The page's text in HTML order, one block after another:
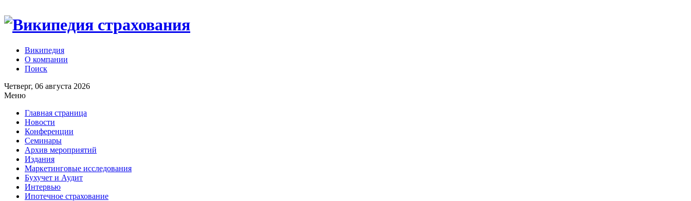
Википедия
О компании
Поиск
Четверг, 06 августа 2026
Меню
Главная страница
Новости
Конференции
Семинары
Архив мероприятий
Издания
Маркетинговые исследования
Бухучет и Аудит
Интервью
Ипотечное страхование